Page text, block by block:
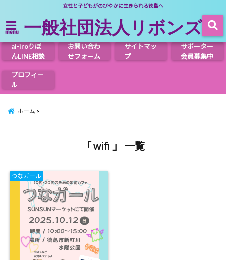
女性と子どもがのびやかに生きられる徳島へ
menu 一般社団法人リボンズ
ai-iroりぼ
んLINE相談
お問い合わ
せフォーム
サイトマッ
プ
サポーター
会員募集中
プロフィー
ル
ホーム
「 wifi 」 一覧
つなガール